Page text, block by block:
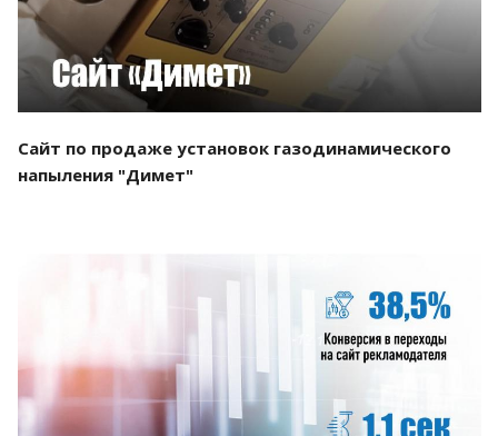
Сайт по продаже установок газодинамического
напыления "Димет"